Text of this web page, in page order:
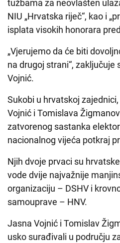
tužbama za neovlašten
NIU „Hrvatska riječ“, kao i
isplata visokih honorara
„Vjerujemo da će biti
na drugoj strani“, zaključuje
Vojnić.
Sukobi u hrvatskoj
Vojnić i Tomislava
zatvorenog sastanka
nacionalnog vijeća potkraj
Njih dvoje prvaci su
vode dvije najvažnije
organizaciju – DSHV i
samouprave – HNV.
Jasna Vojnić i Tomislav
usko surađivali u području